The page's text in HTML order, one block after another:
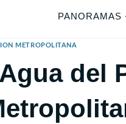
PANORAMAS
METROPOLITANA
del